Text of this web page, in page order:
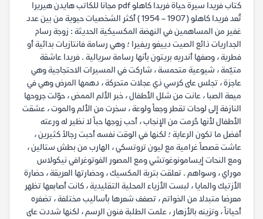
كتاب فريدا سيرة حياة فريدا كاهلو pdf مجانا للكاتب هايدن هيريرا
تُعد فريدا كاهلو ( 1907 – 1954 ) أكثر الشخصيات حيوية من بين عدد
غفير من المساهمين في النهضة المكسيكية الحديثة : زوجة رسام
الجداريات ذائع الصيت دييغو ريفيرا ؛ وهي رسامة فانتازيات بدائية أو
فطرية ، وصفها أندريه بريتون بأنها رسامة سريالية . فريدا عاشقة
متيّمة ، شيوعية متحمسة ، شاركت في المسيرات الاحتجاجية وهي
عاجزة ، تجلس على كرسي ذي عجلات متحركة ، دهمها المرض وهي في
ميعة الصبا ، عانت من شلل الأطفال ، خبر الألم الممض ، حوّلت جروحها
النازفة إلى لوحات تقطر وجعاً ولوعة ، سخرت من الألم والموت ، عشقت
الأطفال لأنها حُرمت من الإنجاب ، أحب زوجها حباً لا نظير له ورعته
أفضل ما تكون الرعاية ؛ لكنها في الوقت نفسه أحبت رجالاً كثيرين ،
عاشت قصصاً غرامية مع ليون تروتسكي ، الهارب من بطش ستالين ،
ومع النحات إيسامونوغوتشي ومع المصور الفوتوغرافي نيكولاس
موراي ، وسواهم . تعلقت بتربة المكسيك ، وحضارتها العريقة ، حضارة
الأزتيك والمايا ، لبست الأزياء المحلية التقليدية ، كانت أصابعها تظهر
معرضا متبدلا من الخواتم ، تصفف شعرها بأساليب مختلفة ، تضفره
أحياناً ، وتزينه بالأزهار ، علمت الطلبة فنون الرسم ، لكنها شددت على